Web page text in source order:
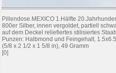
Pillendose.MEXICO 1.Hälfte
800er Silber, innen vergoldet, partiell
auf dem Deckel reliefiertes stilisiertes
Punzen: Halbmond und Feingehalt,
(5/8 x 2 1/2 x 1 5/8 in), 49 Gramm
[0]